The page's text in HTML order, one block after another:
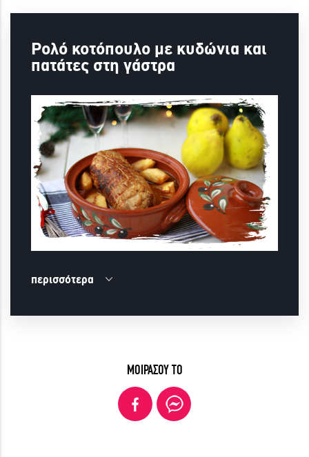
Ρολό κοτόπουλο με κυδώνια και
πατάτες στη γάστρα
περισσότερα
ΜΟΙΡΑΣΟΥ ΤΟ